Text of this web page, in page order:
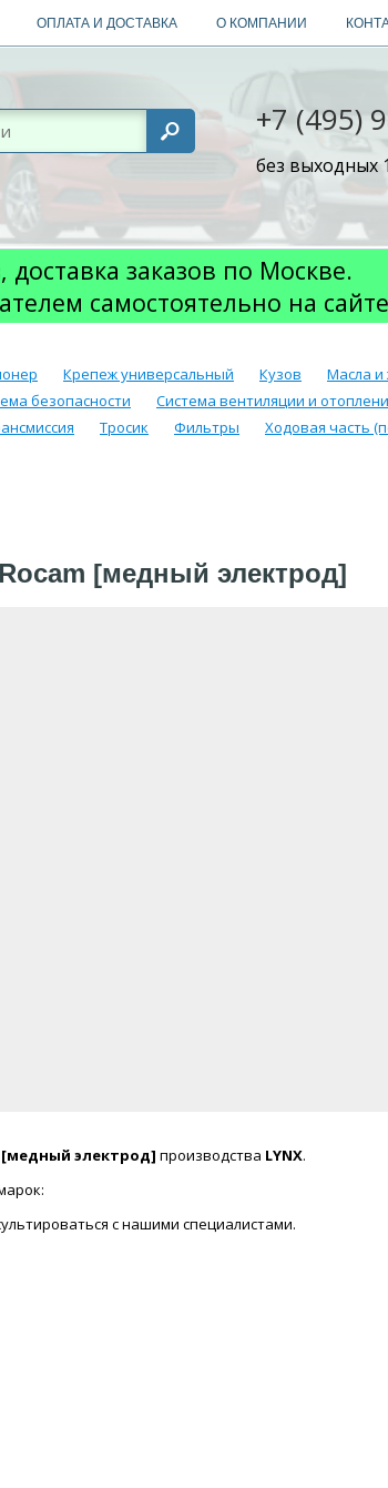
ОПЛАТА И ДОСТАВКА О КОМПАНИИ
+7 (495)
без выходных
заказов по Москве.
самостоятельно на
Крепеж универсальный Кузов Масла и
безопасности Система вентиляции и
Тросик Фильтры Ходовая часть
[медный электрод]
[медный электрод] производства LYNX.
с нашими специалистами.